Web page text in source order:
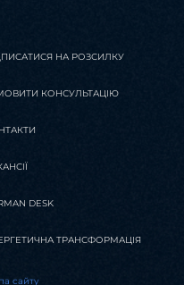
НА РОЗСИЛКУ
КОНСУЛЬТАЦІЮ
DESK
ТРАНСФОРМАЦІЯ
сайту